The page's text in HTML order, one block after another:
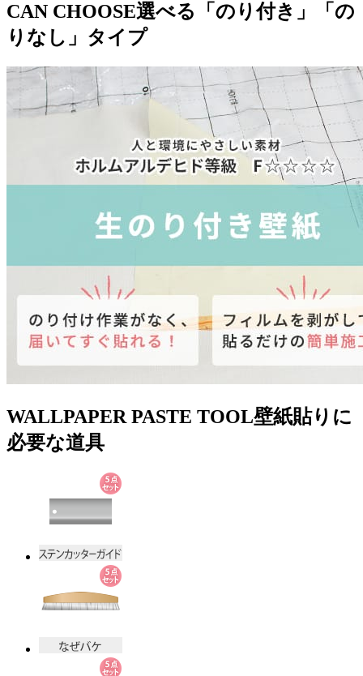
CAN CHOOSE選べる「のり付き」「の
りなし」タイプ
WALLPAPER PASTE TOOL壁紙貼りに
必要な道具